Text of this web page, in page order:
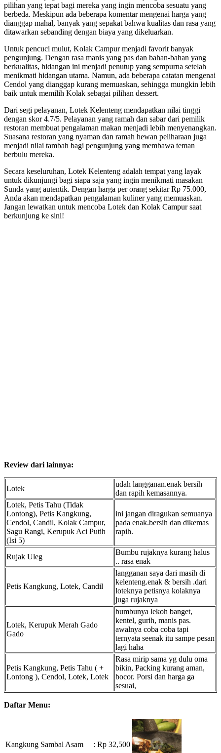
pilihan yang tepat bagi mereka yang ingin mencoba sesuatu yang
berbeda. Meskipun ada beberapa komentar mengenai harga yang
dianggap mahal, banyak yang sepakat bahwa kualitas dan rasa yang
ditawarkan sebanding dengan biaya yang dikeluarkan.
Untuk pencuci mulut, Kolak Campur menjadi favorit banyak
pengunjung. Dengan rasa manis yang pas dan bahan-bahan yang
berkualitas, hidangan ini menjadi penutup yang sempurna setelah
menikmati hidangan utama. Namun, ada beberapa catatan mengenai
Cendol yang dianggap kurang memuaskan, sehingga mungkin lebih
baik untuk memilih Kolak sebagai pilihan dessert.
Dari segi pelayanan, Lotek Kelenteng mendapatkan nilai tinggi
dengan skor 4.7/5. Pelayanan yang ramah dan sabar dari pemilik
restoran membuat pengalaman makan menjadi lebih menyenangkan.
Suasana restoran yang nyaman dan ramah hewan peliharaan juga
menjadi nilai tambah bagi pengunjung yang membawa teman
berbulu mereka.
Secara keseluruhan, Lotek Kelenteng adalah tempat yang layak
untuk dikunjungi bagi siapa saja yang ingin menikmati masakan
Sunda yang autentik. Dengan harga per orang sekitar Rp 75.000,
Anda akan mendapatkan pengalaman kuliner yang memuaskan.
Jangan lewatkan untuk mencoba Lotek dan Kolak Campur saat
berkunjung ke sini!
Review dari lainnya:
Lotek
udah langganan.enak bersih
dan rapih kemasannya.
Lotek, Petis Tahu (Tidak
Lontong), Petis Kangkung,
Cendol, Candil, Kolak Campur,
Sagu Rangi, Kerupuk Aci Putih
(Isi 5)
ini jangan diragukan semuanya
pada enak.bersih dan dikemas
rapih.
Rujak Uleg
Bumbu rujaknya kurang halus
.. rasa enak
Petis Kangkung, Lotek, Candil
langganan saya dari masih di
kelenteng.enak & bersih .dari
loteknya petisnya kolaknya
juga rujaknya
Lotek, Kerupuk Merah Gado
Gado
bumbunya lekoh banget,
kentel, gurih, manis pas.
awalnya coba coba tapi
ternyata seenak itu sampe pesan
lagi haha
Petis Kangkung, Petis Tahu ( +
Lontong ), Cendol, Lotek, Lotek
Rasa mirip sama yg dulu oma
bikin, Packing kurang aman,
bocor. Porsi dan harga ga
sesuai,
Daftar Menu:
Kangkung Sambal Asam : Rp 32,500